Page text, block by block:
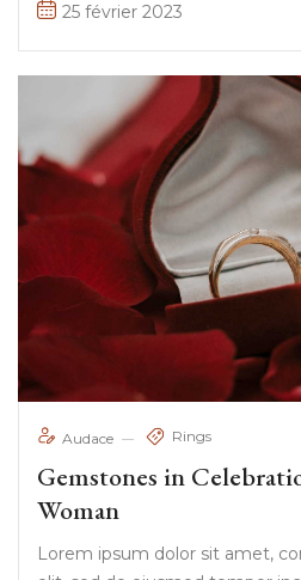
dolor sit amet, ...
25 février 2023
Audace Rings
Gemstones in
Woman
Lorem ipsum dolor sit amet,